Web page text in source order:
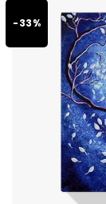
-33%